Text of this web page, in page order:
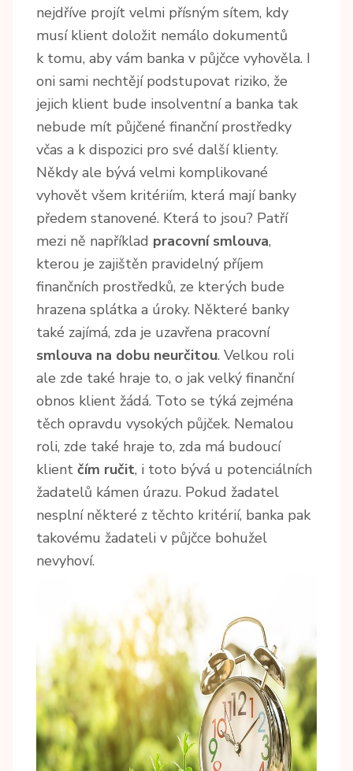
nejdříve projít velmi přísným sítem, kdy
musí klient doložit nemálo dokumentů
k tomu, aby vám banka v půjčce vyhověla. I
oni sami nechtějí podstupovat riziko, že
jejich klient bude insolventní a banka tak
nebude mít půjčené finanční prostředky
včas a k dispozici pro své další klienty.
Někdy ale bývá velmi komplikované
vyhovět všem kritériím, která mají banky
předem stanovené. Která to jsou? Patří
mezi ně například pracovní smlouva,
kterou je zajištěn pravidelný příjem
finančních prostředků, ze kterých bude
hrazena splátka a úroky. Některé banky
také zajímá, zda je uzavřena pracovní
smlouva na dobu neurčitou. Velkou roli
ale zde také hraje to, o jak velký finanční
obnos klient žádá. Toto se týká zejména
těch opravdu vysokých půjček. Nemalou
roli, zde také hraje to, zda má budoucí
klient čím ručit, i toto bývá u potenciálních
žadatelů kámen úrazu. Pokud žadatel
nesplní některé z těchto kritérií, banka pak
takovému žadateli v půjčce bohužel
nevyhoví.